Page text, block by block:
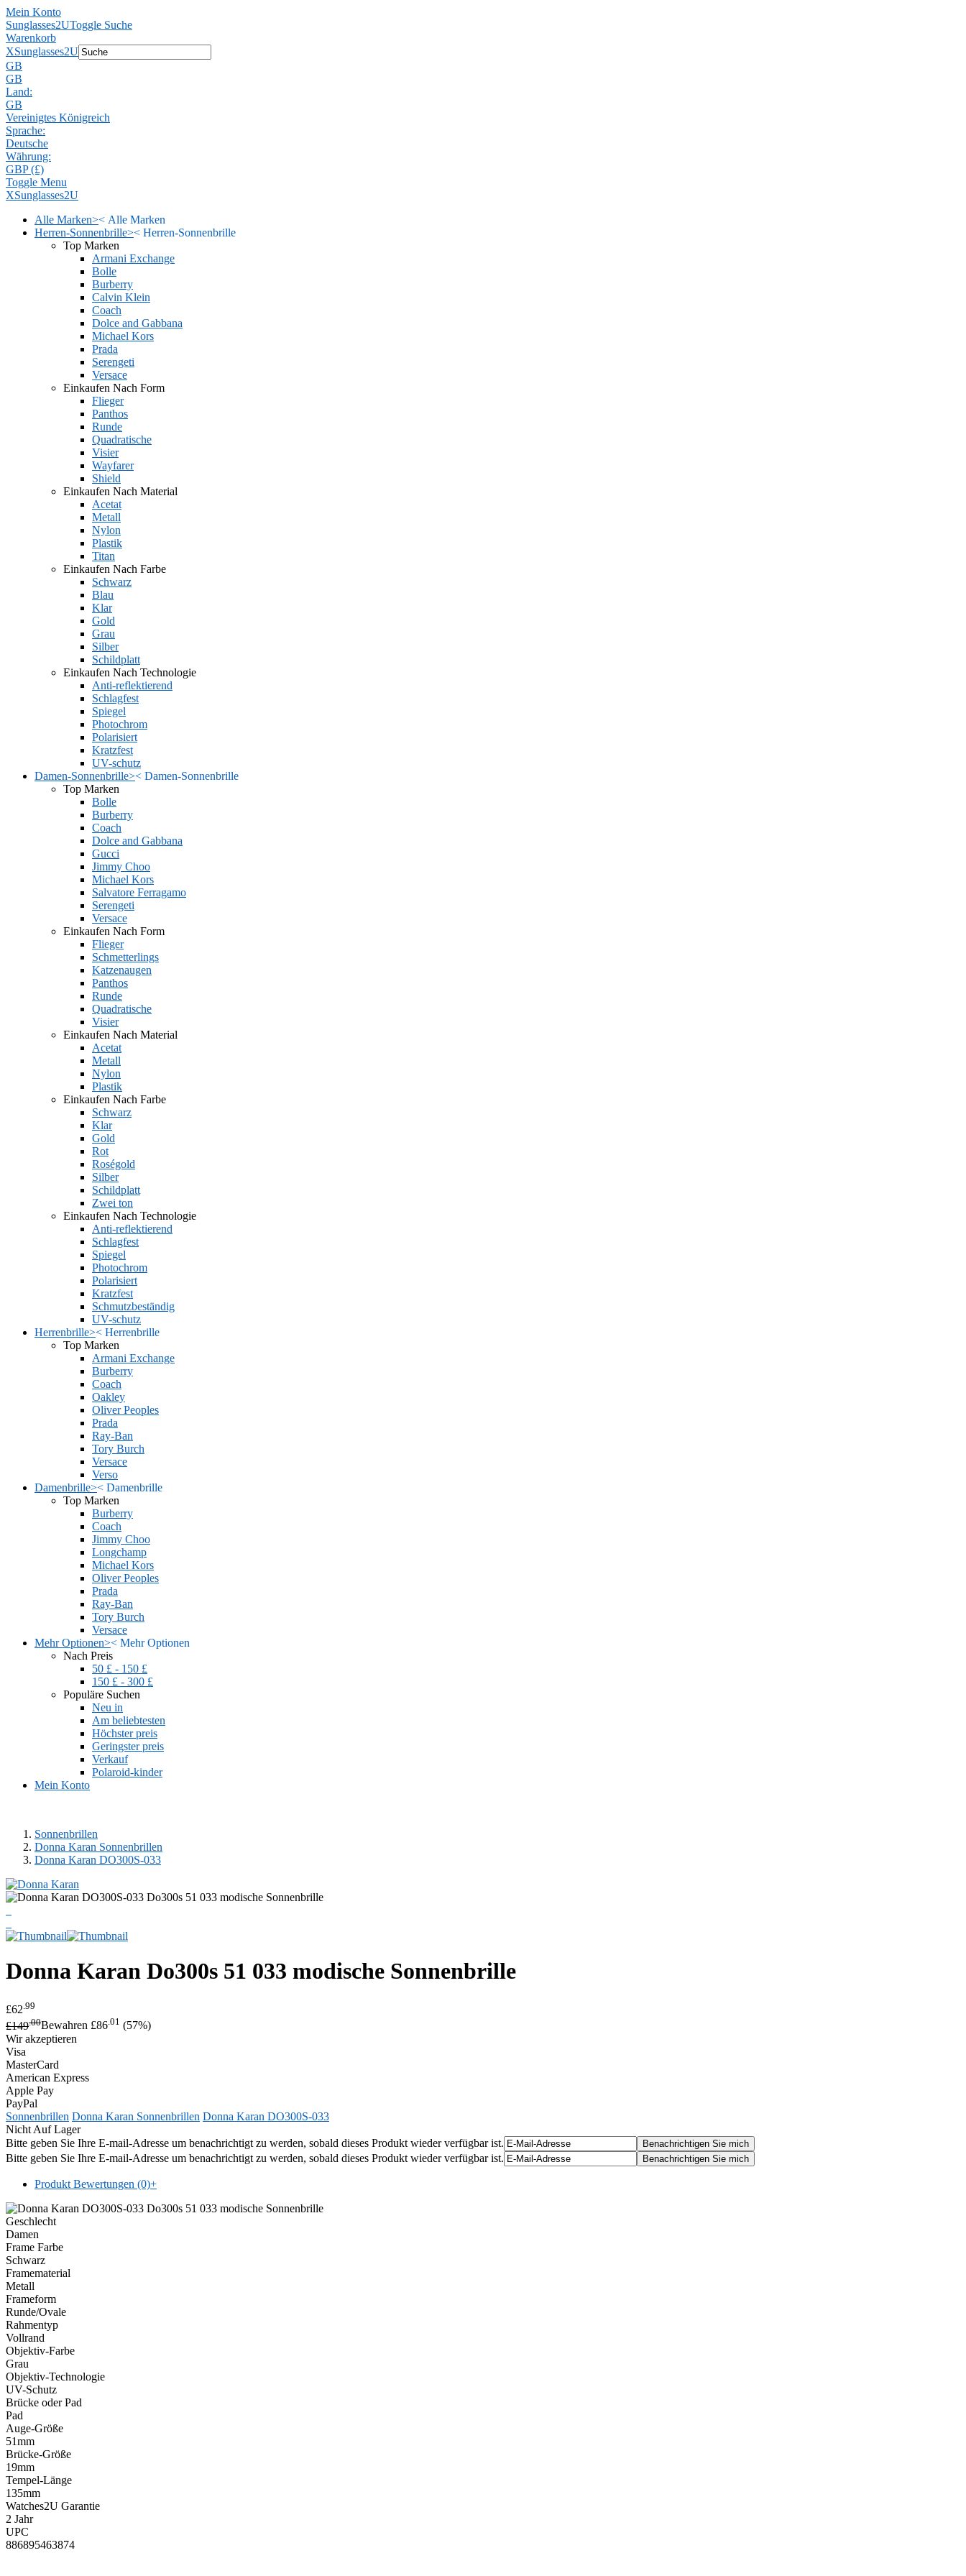
Mein Konto
Sunglasses2UToggle Suche
Warenkorb
XSunglasses2U
GB
GB
Land:
GB
Vereinigtes Königreich
Sprache:
Deutsche
Währung:
GBP (£)
Toggle Menu
XSunglasses2U
Alle Marken>< Alle Marken
Herren-Sonnenbrille>< Herren-Sonnenbrille
Top Marken
Armani Exchange
Bolle
Burberry
Calvin Klein
Coach
Dolce and Gabbana
Michael Kors
Prada
Serengeti
Versace
Einkaufen Nach Form
Flieger
Panthos
Runde
Quadratische
Visier
Wayfarer
Shield
Einkaufen Nach Material
Acetat
Metall
Nylon
Plastik
Titan
Einkaufen Nach Farbe
Schwarz
Blau
Klar
Gold
Grau
Silber
Schildplatt
Einkaufen Nach Technologie
Anti-reflektierend
Schlagfest
Spiegel
Photochrom
Polarisiert
Kratzfest
UV-schutz
Damen-Sonnenbrille>< Damen-Sonnenbrille
Top Marken
Bolle
Burberry
Coach
Dolce and Gabbana
Gucci
Jimmy Choo
Michael Kors
Salvatore Ferragamo
Serengeti
Versace
Einkaufen Nach Form
Flieger
Schmetterlings
Katzenaugen
Panthos
Runde
Quadratische
Visier
Einkaufen Nach Material
Acetat
Metall
Nylon
Plastik
Einkaufen Nach Farbe
Schwarz
Klar
Gold
Rot
Roségold
Silber
Schildplatt
Zwei ton
Einkaufen Nach Technologie
Anti-reflektierend
Schlagfest
Spiegel
Photochrom
Polarisiert
Kratzfest
Schmutzbeständig
UV-schutz
Herrenbrille>< Herrenbrille
Top Marken
Armani Exchange
Burberry
Coach
Oakley
Oliver Peoples
Prada
Ray-Ban
Tory Burch
Versace
Verso
Damenbrille>< Damenbrille
Top Marken
Burberry
Coach
Jimmy Choo
Longchamp
Michael Kors
Oliver Peoples
Prada
Ray-Ban
Tory Burch
Versace
Mehr Optionen>< Mehr Optionen
Nach Preis
50 £ - 150 £
150 £ - 300 £
Populäre Suchen
Neu in
Am beliebtesten
Höchster preis
Geringster preis
Verkauf
Polaroid-kinder
Mein Konto
Sonnenbrillen
Donna Karan Sonnenbrillen
Donna Karan DO300S-033
Donna Karan Do300s 51 033 modische Sonnenbrille
£62 .99
£149.00Bewahren £86.01 (57%)
Wir akzeptieren
Visa
MasterCard
American Express
Apple Pay
PayPal
Sonnenbrillen Donna Karan Sonnenbrillen Donna Karan DO300S-033
Nicht Auf Lager
Bitte geben Sie Ihre E-mail-Adresse um benachrichtigt zu werden, sobald dieses Produkt wieder verfügbar ist.
Bitte geben Sie Ihre E-mail-Adresse um benachrichtigt zu werden, sobald dieses Produkt wieder verfügbar ist.
Produkt Bewertungen (0)+
Geschlecht
Damen
Frame Farbe
Schwarz
Framematerial
Metall
Frameform
Runde/Ovale
Rahmentyp
Vollrand
Objektiv-Farbe
Grau
Objektiv-Technologie
UV-Schutz
Brücke oder Pad
Pad
Auge-Größe
51mm
Brücke-Größe
19mm
Tempel-Länge
135mm
Watches2U Garantie
2 Jahr
UPC
886895463874